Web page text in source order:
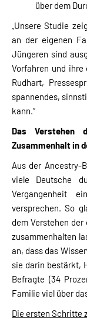
über dem
„Unsere Studie
an der eigenen
Jüngeren sind
Vorfahren und ihre
Rudhart,
spannendes,
kann.“
Das Verstehen
Zusammenhalt in
Aus der Ancestry-
viele Deutsche
Vergangenheit
versprechen. So
dem Verstehen
zusammenhalten
an, dass das
sie darin bestärkt,
Befragte (34
Familie viel über
Die ersten Schritte